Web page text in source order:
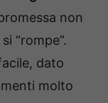
non
“rompe”.
dato
molto